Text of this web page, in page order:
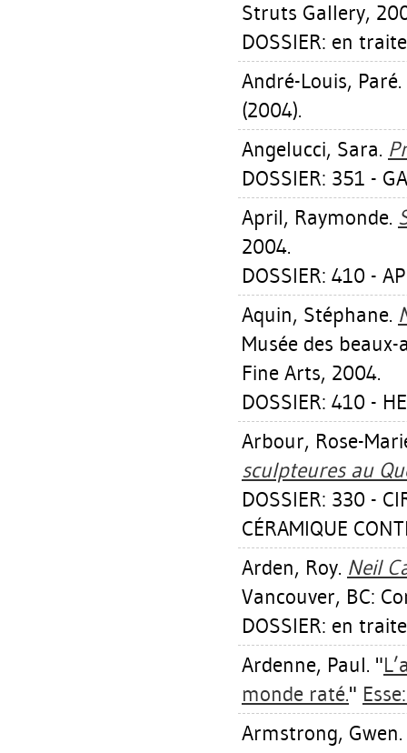
Struts Gallery,
DOSSIER: en
André-Louis, Paré
(2004).
Angelucci, Sara.
DOSSIER: 351 -
April, Raymonde.
2004.
DOSSIER: 410 -
Aquin, Stéphane.
Musée des
Fine Arts, 2004.
DOSSIER: 410 -
Arbour, Rose-
sculpteures au
DOSSIER: 330 -
CÉRAMIQUE
Arden, Roy. Neil
Vancouver, BC:
DOSSIER: en
Ardenne, Paul. "
monde raté."
Armstrong, Gwen.